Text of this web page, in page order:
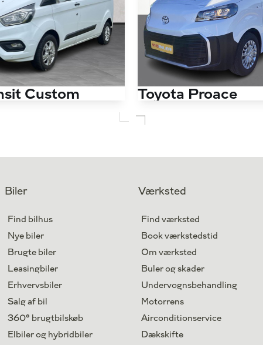
Custom
300 L2H1 2,0 TDCi Trend 130HK Van 6g Aut.
Diesel
Toyota Proace
Drivmiddel
Lokation
Biler
Find bilhus
Nye biler
Brugte biler
Leasingbiler
Erhvervsbiler
Salg af bil
360° brugtbilskøb
Elbiler og hybridbiler
Værksted
Find værksted
Book værkstedstid
Om værksted
Buler og skader
Undervognsbehandling
Motorrens
Airconditionservice
Dækskifte